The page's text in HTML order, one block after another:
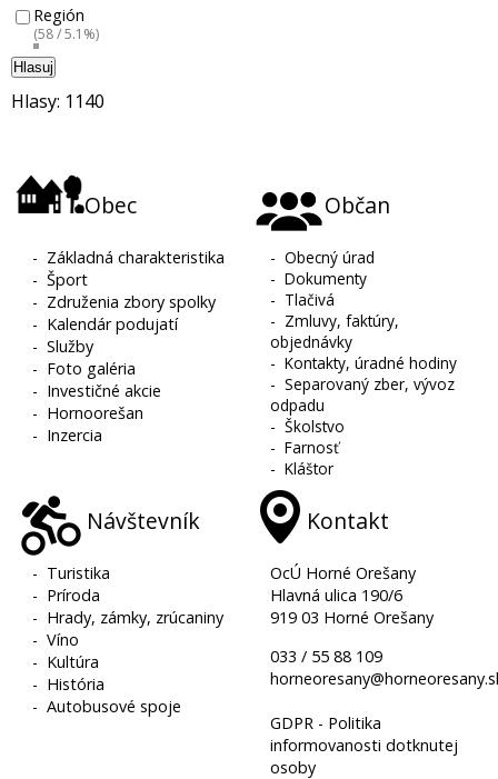
Región
(58 / 5.1%)
Hlasuj
Hlasy: 1140
Obec
- Základná charakteristika
-Šport
- Združenia zbory spolky
- Kalendár podujatí
-Služby
- Foto galéria
- Investičné akcie
- Hornoorešan
- Inzercia
Občan
-Obecný úrad
-Dokumenty
- Tlačivá
- Zmluvy, faktúry,
objednávky
-Kontakty, úradné hodiny
-Separovaný zber, vývoz
odpadu
-Školstvo
-Farnosť
-Kláštor
Návštevník
- Turistika
- Príroda
- Hrady, zámky, zrúcaniny
-Víno
- Kultúra
- História
-Autobusové spoje
Kontakt
OcÚ Horné Orešany
Hlavná ulica 190/6
919 03 Horné Orešany
033 / 55 88 109
GDPR - Politika
informovanosti dotknutej
osoby